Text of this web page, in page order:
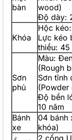
bàn
wood)
Độ dày:
Khóa
Hộc
Lực kéo
thiểu: 45
Sơn
phủ
Màu:
(Rough
Sơn tĩnh
(Powder
Độ bền
10 năm
Bánh
xe
04 bánh
khóa)